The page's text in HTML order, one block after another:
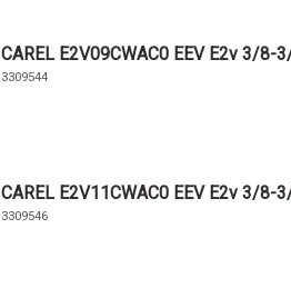
CAREL E2V09CWAC0 EEV E2v 3/8-
3309544
CAREL E2V11CWAC0 EEV E2v 3/8-
3309546